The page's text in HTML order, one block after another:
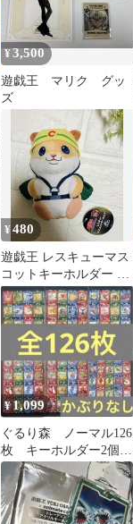
¥3,500
遊戯王 マリク グッ
ズ
¥480
遊戯王 レスキューマス
コットキーホルダー レ
スキューラット
¥ 1,099
ぐるり森 ノーマル126
枚 キーホルダー2個付
き